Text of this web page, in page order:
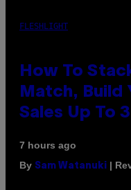
FLESHLIGHT
How To
Match, Build
Sales Up To
7 hours ago
By Sam Watanuki |